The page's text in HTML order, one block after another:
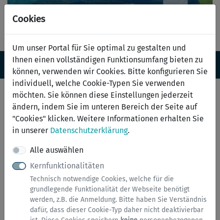
Cookies
Um unser Portal für Sie optimal zu gestalten und
Ihnen einen vollständigen Funktionsumfang bieten zu
können, verwenden wir Cookies. Bitte konfigurieren Sie
individuell, welche Cookie-Typen Sie verwenden
möchten. Sie können diese Einstellungen jederzeit
ändern, indem Sie im unteren Bereich der Seite auf
"Cookies" klicken. Weitere Informationen erhalten Sie
in unserer Datenschutzerklärung.
Alle auswählen
Kernfunktionalitäten
Technisch notwendige Cookies, welche für die
grundlegende Funktionalität der Webseite benötigt
werden, z.B. die Anmeldung. Bitte haben Sie Verständnis
dafür, dass dieser Cookie-Typ daher nicht deaktivierbar
Navigation ein-/ausblenden
Menü
Hundesteuer An- und
Abmeldung
Anmeldung erforderlich
Personen zur Verfügung. Bitte melden Sie sich mit
einem zentralen Nutzerkonto (BundID ) an.
Hinweise zu diesem Service